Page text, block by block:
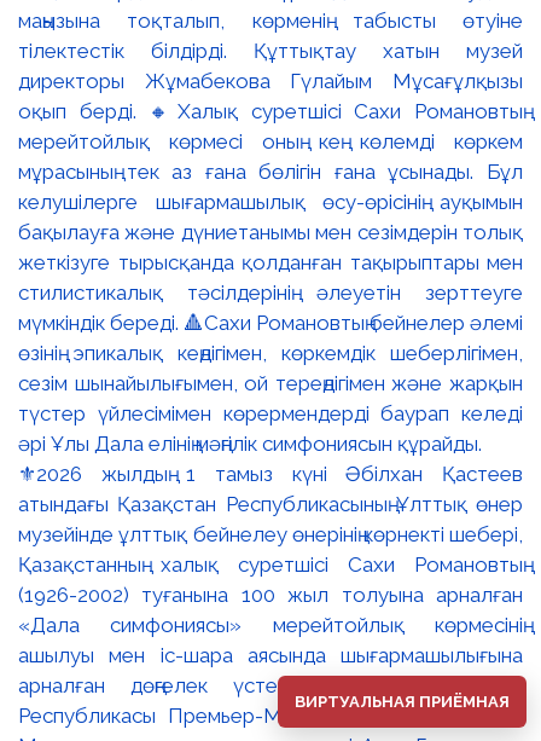
⚜️2026 жылдың 1 тамыз күні Әбілхан Қастеев
атындағы Қазақстан Республикасының Ұлттық өнер
музейінде ұлттық бейнелеу өнерінің көрнекті шебері,
Қазақстанның халық суретшісі Сахи Романовтың
(1926-2002) туғанына 100 жыл толуына арналған
«Дала симфониясы» мерейтойлық көрмесінің
ашылуы мен іс-шара аясында шығармашылығына
арналған дөңгелек үстел өтті. 🔹Қазақстан
Республикасы Премьер-Министрінің орынбасары –
ВИРТУАЛЬНАЯ ПРИЁМНАЯ